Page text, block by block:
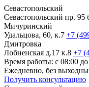
Севастопольский
Севастопольский пр. 95
Мичуринский
Удальцова, 60, к.7 +7
Дмитровка
Лобненская д.17 к.8 +7
Время работы: с 08:00
Ежедневно, без
Получить консультацию